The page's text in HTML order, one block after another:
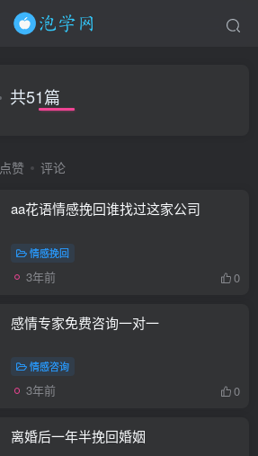
共51篇
点赞 评论
aa花语情感挽回谁找过这家公司
情感挽回
3年前 0
感情专家免费咨询一对一
情感咨询
3年前 0
离婚后一年半挽回婚姻